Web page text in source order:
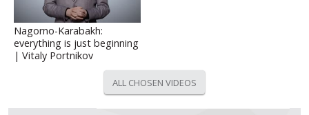
Nagorno-Karabakh:
everything is just beginning
| Vitaly Portnikov
ALL CHOSEN VIDEOS